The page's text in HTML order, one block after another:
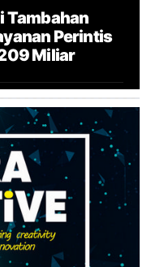
Tambahan
Perintis
Miliar